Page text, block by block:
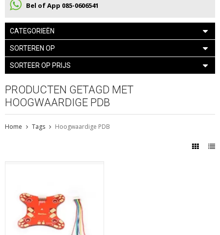
Bel of App 085-0606541
CATEGORIEËN
SORTEREN OP
SORTEER OP PRIJS
PRODUCTEN GETAGD MET
HOOGWAARDIGE PDB
Home Tags Hoogwaardige PDB